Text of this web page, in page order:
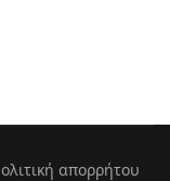
απορρήτου